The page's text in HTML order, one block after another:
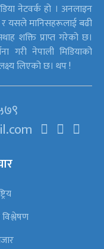
नेटवर्क हो । अनलाइन
र यसले मानिसहरूलाई बढी
शक्ति प्राप्त गरेको छ।
नेपाली मिडियाको
लिएको छ। थप !